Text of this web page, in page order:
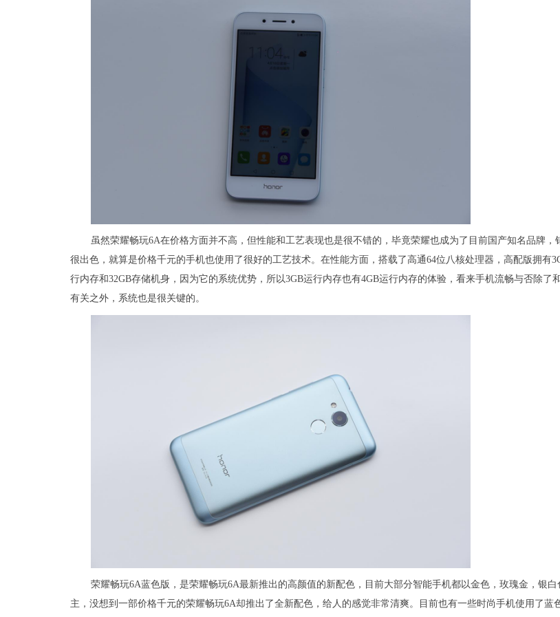
虽然荣耀畅玩6A在价格方面并不高，但性能和工艺表现也是很不错的，毕竟荣耀也成为了目前国产知名品牌，
很出色，就算是价格千元的手机也使用了很好的工艺技术。在性能方面，搭载了高通64位八核处理器，高配版拥有
行内存和32GB存储机身，因为它的系统优势，所以3GB运行内存也有4GB运行内存的体验，看来手机流畅与否除了
有关之外，系统也是很关键的。
荣耀畅玩6A蓝色版，是荣耀畅玩6A最新推出的高颜值的新配色，目前大部分智能手机都以金色，玫瑰金，银白
主，没想到一部价格千元的荣耀畅玩6A却推出了全新配色，给人的感觉非常清爽。目前也有一些时尚手机使用了蓝